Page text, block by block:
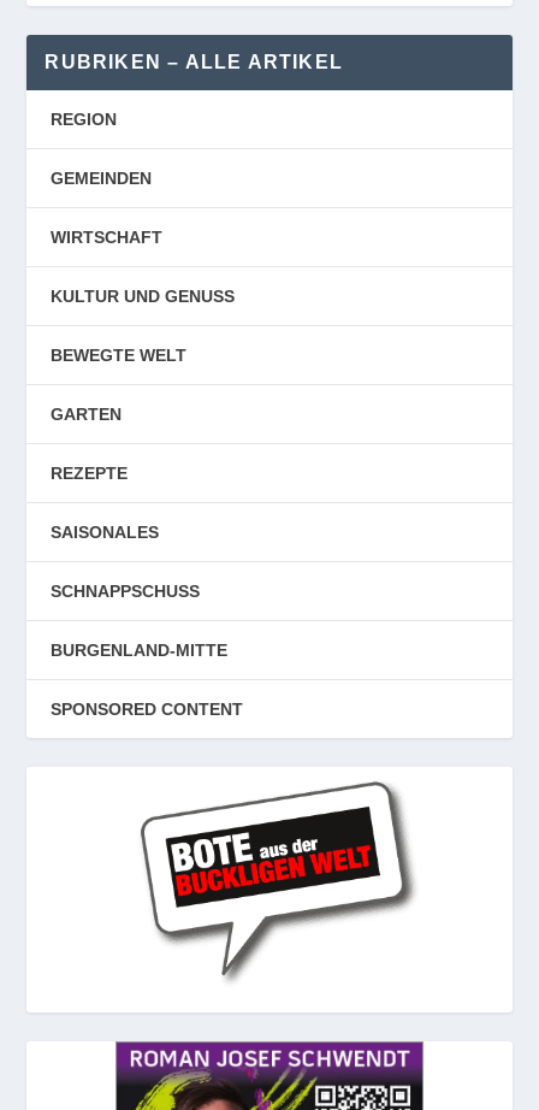
RUBRIKEN – ALLE ARTIKEL
REGION
GEMEINDEN
WIRTSCHAFT
KULTUR UND GENUSS
BEWEGTE WELT
GARTEN
REZEPTE
SAISONALES
SCHNAPPSCHUSS
BURGENLAND-MITTE
SPONSORED CONTENT